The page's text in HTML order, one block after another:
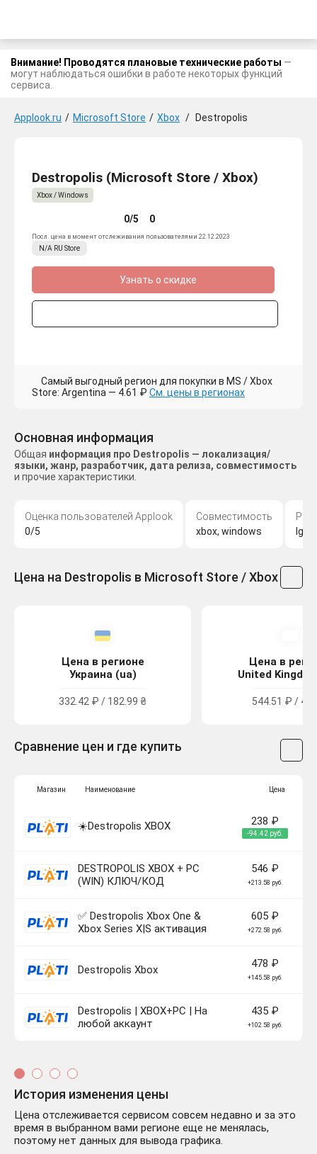
Внимание! Проводятся плановые технические работы —
могут наблюдаться ошибки в работе некоторых функций
сервиса.
Applook.ru / Microsoft Store / Xbox / Destropolis
Destropolis (Microsoft Store / Xbox)
Xbox / Windows
0/5 0
Посл. цена в момент отслеживания пользователями 22.12.2023
N/A RU Store
Узнать о скидке
Самый выгодный регион для покупки в MS / Xbox
Store: Argentina — 4.61 ₽ См. цены в регионах
Основная информация
Общая информация про Destropolis — локализация/
языки, жанр, разработчик, дата релиза, совместимость
и прочие характеристики.
Оценка пользователей Applook
0/5
Совместимость
xbox, windows
Цена на Destropolis в Microsoft Store / Xbox
Цена в регионе
Украина (ua)
332.42 ₽ / 182.99 ₴
Цена в
United
544.51 ₽ /
Сравнение цен и где купить
Магазин Наименование Цена
☀️Destropolis XBOX 238 ₽
-94.42 руб.
DESTROPOLIS XBOX + PC
(WIN) КЛЮЧ/КОД
546 ₽
+213.58 руб.
✅ Destropolis Xbox One &
Xbox Series X|S активация
605 ₽
+272.58 руб.
Destropolis Xbox 478 ₽
+145.58 руб.
Destropolis | XBOX+PC | На
любой аккаунт
435 ₽
+102.58 руб.
История изменения цены
Цена отслеживается сервисом совсем недавно и за это
время в выбранном вами регионе еще не менялась,
поэтому нет данных для вывода графика.